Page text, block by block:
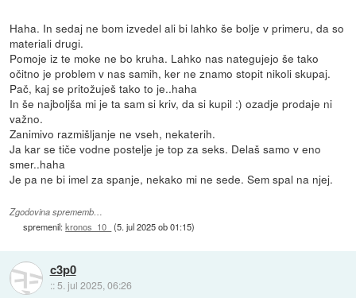
Haha. In sedaj ne bom izvedel ali bi lahko še bolje v primeru, da so
materiali drugi.
Pomoje iz te moke ne bo kruha. Lahko nas nategujejo še tako
očitno je problem v nas samih, ker ne znamo stopit nikoli skupaj.
Pač, kaj se pritožuješ tako to je..haha
In še najboljša mi je ta sam si kriv, da si kupil :) ozadje prodaje ni
važno.
Zanimivo razmišljanje ne vseh, nekaterih.
Ja kar se tiče vodne postelje je top za seks. Delaš samo v eno
smer..haha
Je pa ne bi imel za spanje, nekako mi ne sede. Sem spal na njej.
Zgodovina sprememb…
spremenil:kronos_10_ (5. jul 2025 ob 01:15)
c3p0
:: 5. jul 2025, 06:26